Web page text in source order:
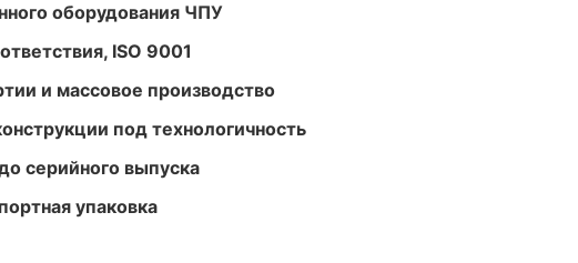
оборудования ЧПУ
ISO 9001
и массовое производство
под технологичность
серийного выпуска
упаковка